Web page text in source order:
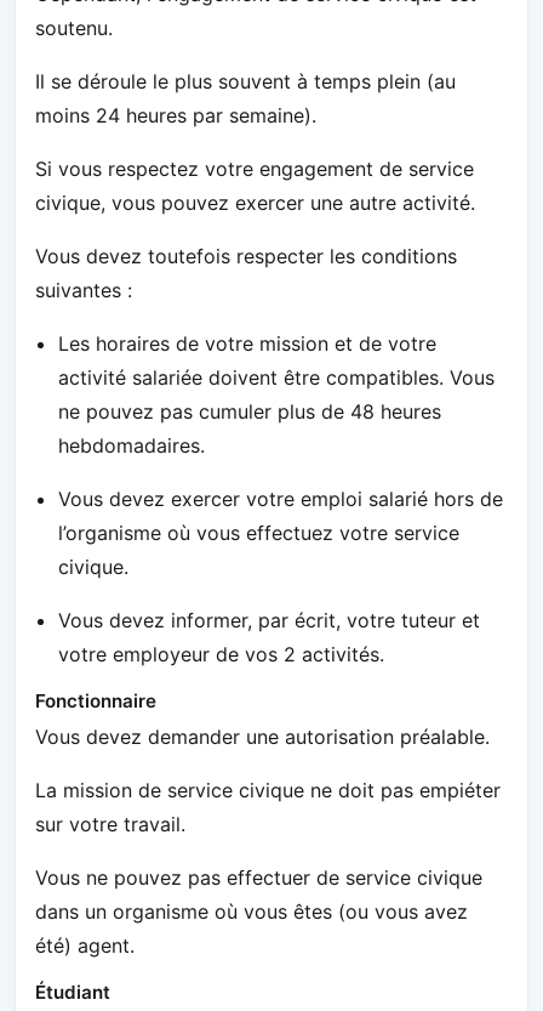
soutenu.
Il se déroule le plus souvent à temps plein (au
moins 24 heures par semaine).
Si vous respectez votre engagement de service
civique, vous pouvez exercer une autre activité.
Vous devez toutefois respecter les conditions
suivantes :
Les horaires de votre mission et de votre
activité salariée doivent être compatibles. Vous
ne pouvez pas cumuler plus de 48 heures
hebdomadaires.
Vous devez exercer votre emploi salarié hors de
l’organisme où vous effectuez votre service
civique.
Vous devez informer, par écrit, votre tuteur et
votre employeur de vos 2 activités.
Fonctionnaire
Vous devez demander une autorisation préalable.
La mission de service civique ne doit pas empiéter
sur votre travail.
Vous ne pouvez pas effectuer de service civique
dans un organisme où vous êtes (ou vous avez
été) agent.
Étudiant